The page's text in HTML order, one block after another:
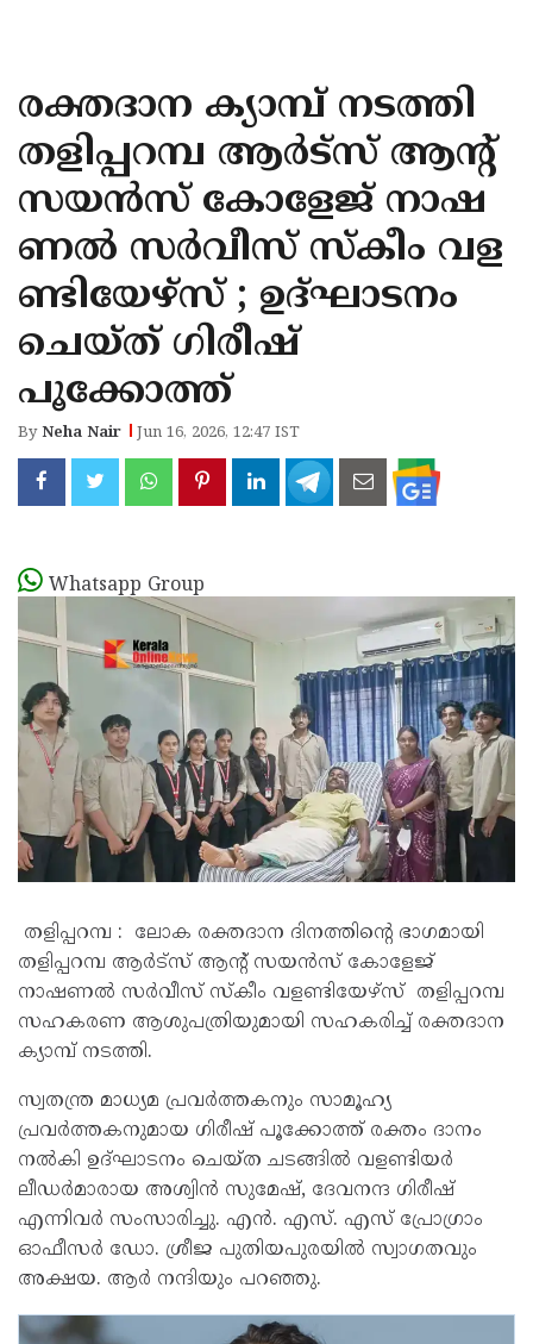
KANNUR
KASARAGOD
രക്തദാന ക്യാമ്പ് നടത്തി
തളിപ്പറമ്പ ആർട്സ് ആൻ്റ്
സയൻസ് കോളേജ് നാഷ
ണൽ സർവീസ് സ്‌കീം വള
ണ്ടിയേഴ്‌സ് ; ഉദ്ഘാടനം
ചെയ്ത് ഗിരീഷ്
പൂക്കോത്ത്
ByNeha Nair Jun 16, 2026, 12:47 IST
Whatsapp Group
തളിപ്പറമ്പ : ലോക രക്തദാന ദിനത്തിൻ്റെ ഭാഗമായി
തളിപ്പറമ്പ ആർട്സ് ആൻ്റ് സയൻസ് കോളേജ്
നാഷണൽ സർവീസ് സ്‌കീം വളണ്ടിയേഴ്‌സ് തളിപ്പറമ്പ
സഹകരണ ആശുപത്രിയുമായി സഹകരിച്ച് രക്തദാന
ക്യാമ്പ് നടത്തി.
സ്വതന്ത്ര മാധ്യമ പ്രവർത്തകനും സാമൂഹ്യ
പ്രവർത്തകനുമായ ഗിരീഷ് പൂക്കോത്ത് രക്തം ദാനം
നൽകി ഉദ്ഘാടനം ചെയ്ത ചടങ്ങിൽ വളണ്ടിയർ
ലീഡർമാരായ അശ്വിൻ സുമേഷ്, ദേവനന്ദ ഗിരീഷ്
എന്നിവർ സംസാരിച്ചു. എൻ. എസ്. എസ് പ്രോഗ്രാം
ഓഫീസർ ഡോ. ശ്രീജ പുതിയപുരയിൽ സ്വാഗതവും
അക്ഷയ. ആർ നന്ദിയും പറഞ്ഞു.